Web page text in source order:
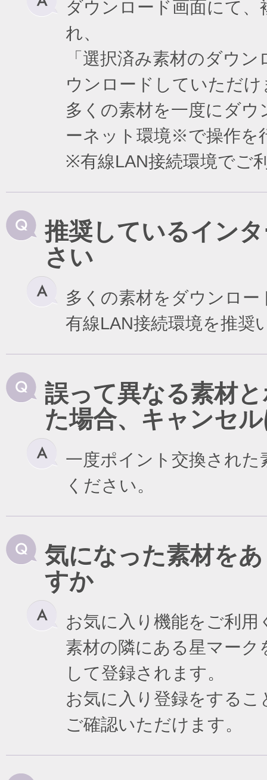
ダウンロード画面にて
れ、
「選択済み素材のダウ
ウンロードしていただけ
多くの素材を一度にダ
ーネット環境※で操作を
※有線LAN接続環境でご
推奨しているイン
さい
多くの素材をダウンロ
有線LAN接続環境を推奨
誤って異なる素材
た場合、キャンセ
一度ポイント交換され
ください。
気になった素材を
すか
お気に入り機能をご利用
素材の隣にある星マー
して登録されます。
お気に入り登録をする
ご確認いただけます。